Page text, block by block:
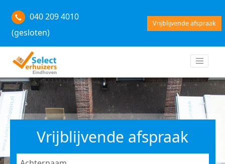
040 209 4010
(gesloten)
Vrijblijvende afspraak
Vrijblijvende afspraak